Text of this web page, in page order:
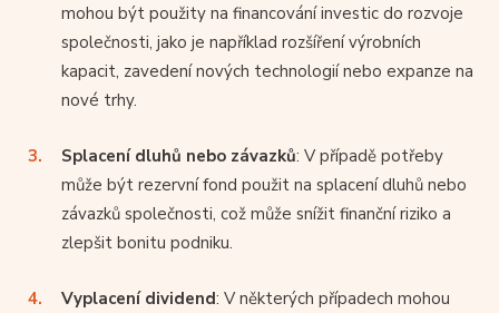
mohou být použity na financování investic do rozvoje
společnosti, jako je například rozšíření výrobních
kapacit, zavedení nových technologií nebo expanze na
nové trhy.
Splacení dluhů nebo závazků: V případě potřeby
může být rezervní fond použit na splacení dluhů nebo
závazků společnosti, což může snížit finanční riziko a
zlepšit bonitu podniku.
Vyplacení dividend: V některých případech mohou